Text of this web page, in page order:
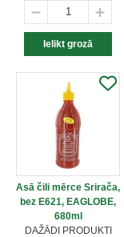
Asā čili mērce Srirača,
bez E621, EAGLOBE,
680ml
DAŽĀDI PRODUKTI